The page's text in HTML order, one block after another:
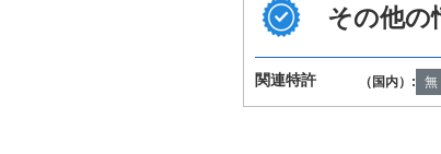
その他の
国際特許分類
（IPC第8版）
H01M4/62